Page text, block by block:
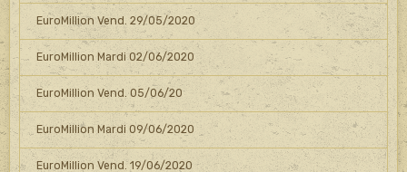
EuroMillion Vend. 29/05/2020
EuroMillion Mardi 02/06/2020
EuroMillion Vend. 05/06/20
EuroMillion Mardi 09/06/2020
EuroMillion Vend. 19/06/2020